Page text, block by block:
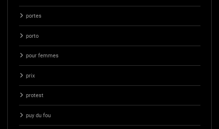
portes
porto
pour femmes
prix
protest
puy du fou